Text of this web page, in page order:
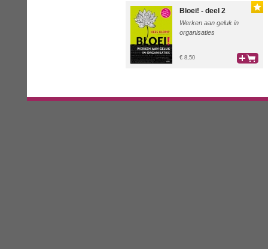
Bloei! - deel 2
Werken aan geluk in
organisaties
€ 8,50